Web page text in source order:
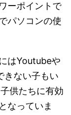
ーポイントで
パソコンの使
はYoutubeや
きない子もい
供たちに有効
なっていま